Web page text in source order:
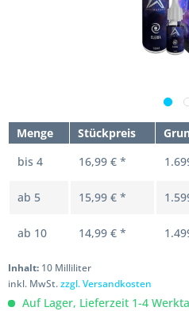
Menge Stückpreis
bis 4 16,99 € *
ab 5 15,99 € *
ab 10 14,99 € *
Inhalt: 10 Milliliter
inkl. MwSt.zzgl. Versandkosten
Auf Lager, Lieferzeit 1-4